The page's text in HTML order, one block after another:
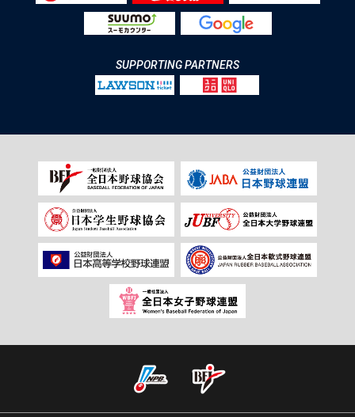
SUPPORTING PARTNERS